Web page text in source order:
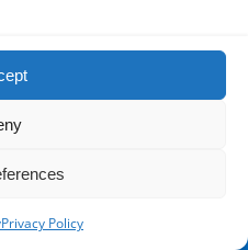
Privacy Policy